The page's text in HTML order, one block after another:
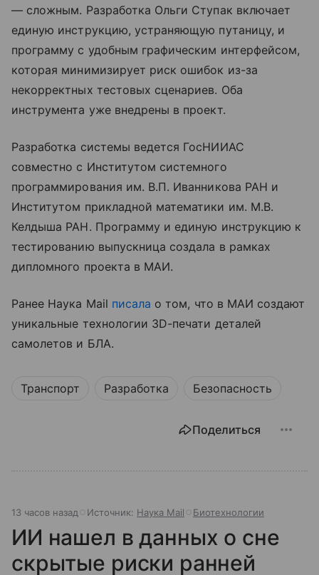
— сложным. Разработка Ольги Ступак включает
единую инструкцию, устраняющую путаницу, и
программу с удобным графическим интерфейсом,
которая минимизирует риск ошибок из-за
некорректных тестовых сценариев. Оба
инструмента уже внедрены в проект.
Разработка системы ведется ГосНИИАС
совместно с Институтом системного
программирования им. В.П. Иванникова РАН и
Институтом прикладной математики им. М.В.
Келдыша РАН. Программу и единую инструкцию к
тестированию выпускница создала в рамках
дипломного проекта в МАИ.
Ранее Наука Mail писала о том, что в МАИ создают
уникальные технологии 3D-печати деталей
самолетов и БЛА.
Транспорт Разработка Безопасность
Поделиться
13 часов назад Источник: Наука Mail Биотехнологии
ИИ нашел в данных о сне
скрытые риски ранней